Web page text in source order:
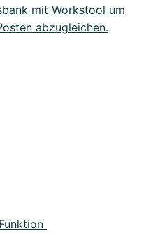
mit Workstool um
abzugleichen.